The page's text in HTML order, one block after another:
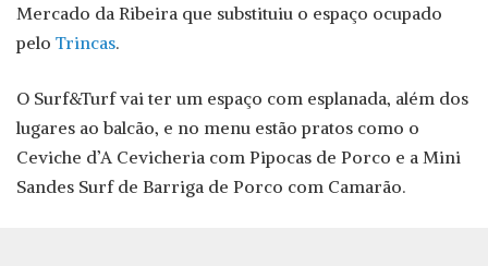
Mercado da Ribeira que substituiu o espaço ocupado
pelo Trincas.
O Surf&Turf vai ter um espaço com esplanada, além dos
lugares ao balcão, e no menu estão pratos como o
Ceviche d’A Cevicheria com Pipocas de Porco e a Mini
Sandes Surf de Barriga de Porco com Camarão.